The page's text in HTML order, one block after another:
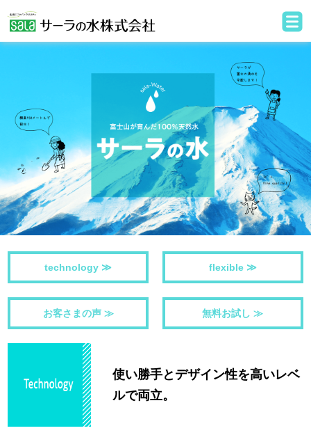
technology ≫ flexible ≫
お客さまの声 ≫ 無料お試し ≫
使い勝手とデザイン性を高いレベ
ルで両立。